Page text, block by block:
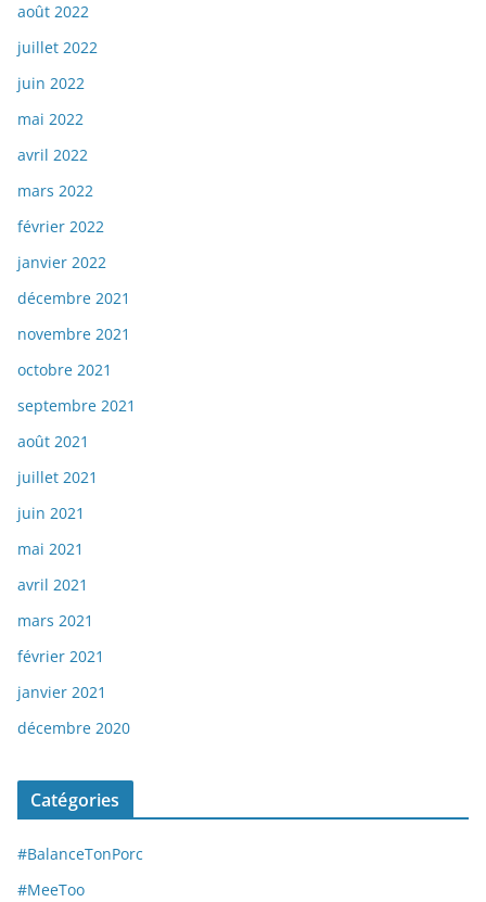
août 2022
juillet 2022
juin 2022
mai 2022
avril 2022
mars 2022
février 2022
janvier 2022
décembre 2021
novembre 2021
octobre 2021
septembre 2021
août 2021
juillet 2021
juin 2021
mai 2021
avril 2021
mars 2021
février 2021
janvier 2021
décembre 2020
Catégories
#BalanceTonPorc
#MeeToo